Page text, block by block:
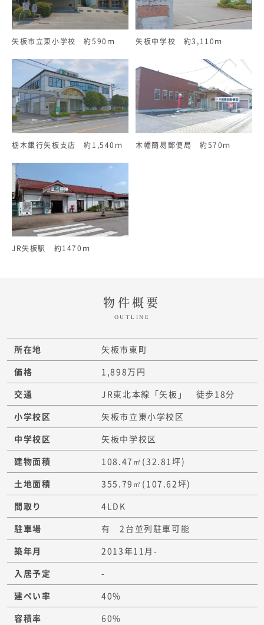
矢板市立東小学校 約590ｍ 矢板中学校 約3,110ｍ
栃木銀行矢板支店 約1,540ｍ 木幡簡易郵便局 約570ｍ
JR矢板駅 約1470ｍ
物件概要
OUTLINE
所在地
矢板市東町
価格
1,898万円
交通
JR東北本線「矢板」 徒歩18分
小学校区
矢板市立東小学校区
中学校区
矢板中学校区
建物面積
108.47㎡ (32.81坪)
土地面積
355.79㎡ (107.62坪)
間取り
4LDK
駐車場
有 2台並列駐車可能
築年月
2013年11月-
入居予定
-
建ぺい率
40%
容積率
60%